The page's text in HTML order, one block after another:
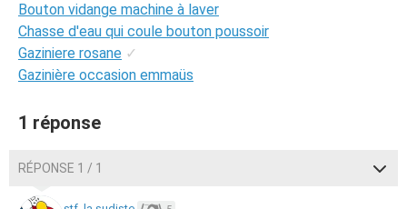
Bouton vidange machine à laver
Chasse d'eau qui coule bouton poussoir
Gaziniere rosane ✓
Gazinière occasion emmaüs
1 réponse
RÉPONSE 1 / 1